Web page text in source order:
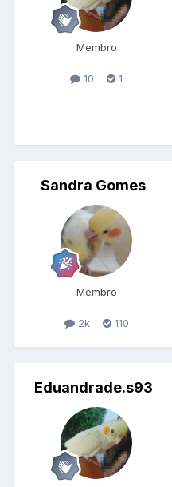
Membro
10 1
Sandra Gomes
Membro
2k 110
Eduandrade.s93